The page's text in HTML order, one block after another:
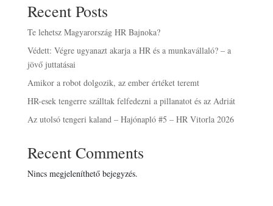
Recent Posts
Te lehetsz Magyarország HR Bajnoka?
Védett: Végre ugyanazt akarja a HR és a munkavállaló? – a
jövő juttatásai
Amikor a robot dolgozik, az ember értéket teremt
HR-esek tengerre szálltak felfedezni a pillanatot és az Adriát
Az utolsó tengeri kaland – Hajónapló #5 – HR Vitorla 2026
Recent Comments
Nincs megjeleníthető bejegyzés.